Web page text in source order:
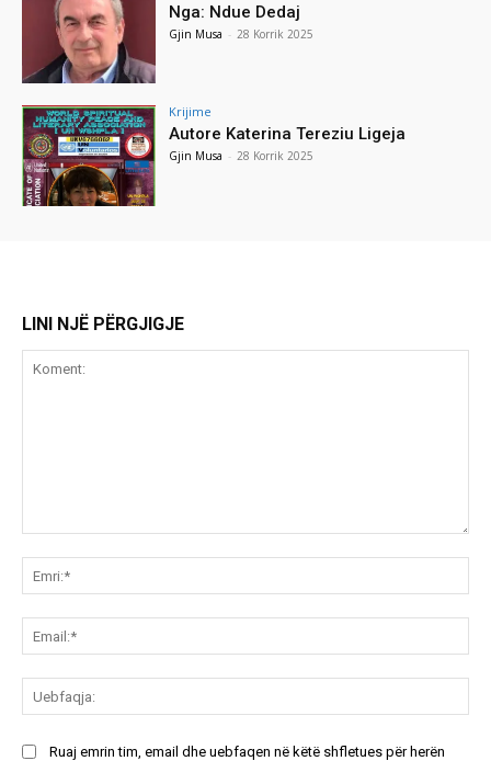
Nga: Ndue Dedaj
Gjin Musa - 28 Korrik 2025
Krijime
Autore Katerina Tereziu Ligeja
Gjin Musa - 28 Korrik 2025
LINI NJË PËRGJIGJE
Ruaj emrin tim, email dhe uebfaqen në këtë shfletues për herën